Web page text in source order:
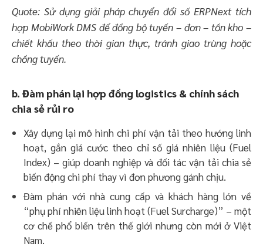
Quote: Sử dụng giải pháp chuyển đổi số ERPNext tích
hợp MobiWork DMS để đồng bộ tuyến – đơn – tồn kho –
chiết khấu theo thời gian thực, tránh giao trùng hoặc
chồng tuyến.
b. Đàm phán lại hợp đồng logistics & chính sách
chia sẻ rủi ro
Xây dựng lại mô hình chi phí vận tải theo hướng linh
hoạt, gắn giá cước theo chỉ số giá nhiên liệu (Fuel
Index) – giúp doanh nghiệp và đối tác vận tải chia sẻ
biến động chi phí thay vì đơn phương gánh chịu.
Đàm phán với nhà cung cấp và khách hàng lớn về
“phụ phí nhiên liệu linh hoạt (Fuel Surcharge)” – một
cơ chế phổ biến trên thế giới nhưng còn mới ở Việt
Nam.